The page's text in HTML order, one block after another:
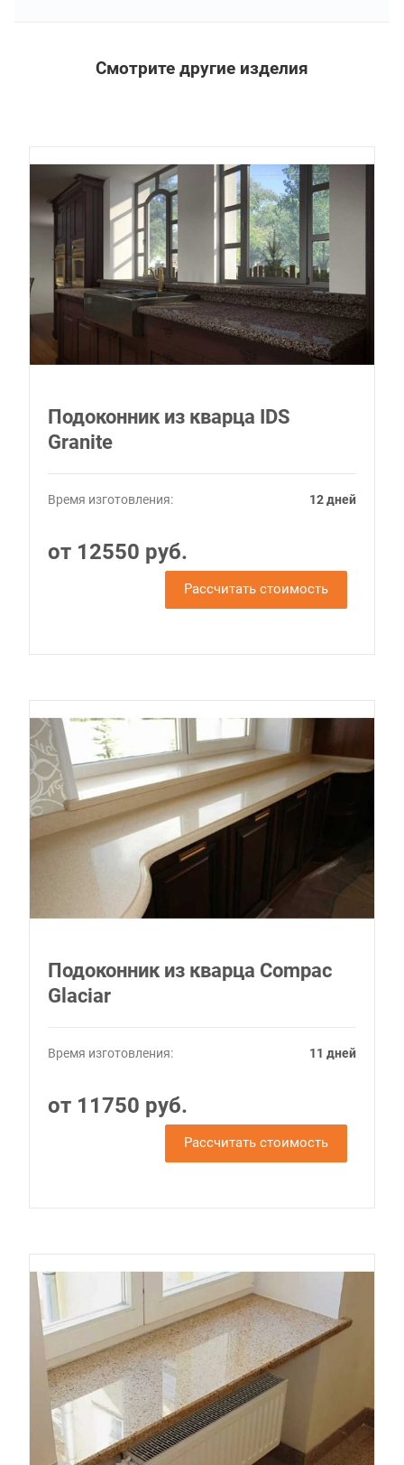
Смотрите другие изделия
Подоконник из кварца IDS
Granite
Время изготовления: 12 дней
от 12550 руб.
Рассчитать стоимость
Подоконник из кварца Compac
Glaciar
Время изготовления: 11 дней
от 11750 руб.
Рассчитать стоимость